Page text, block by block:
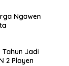
Ngawen
Tahun Jadi
2 Playen